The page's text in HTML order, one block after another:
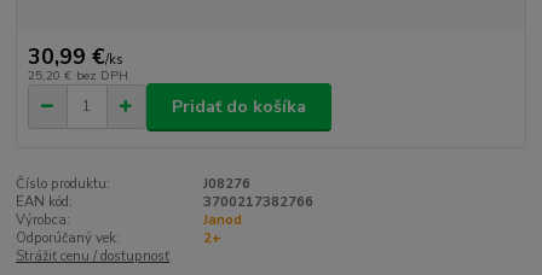
30,99 €/ks
25,20 € bez DPH
Pridať do košíka
Číslo produktu:
J08276
EAN kód:
3700217382766
Výrobca:
Janod
Odporúčaný vek:
2+
Strážiť cenu / dostupnosť